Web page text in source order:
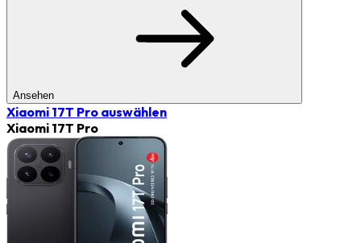
Ansehen
Xiaomi 17T Pro auswählen
Xiaomi 17T Pro